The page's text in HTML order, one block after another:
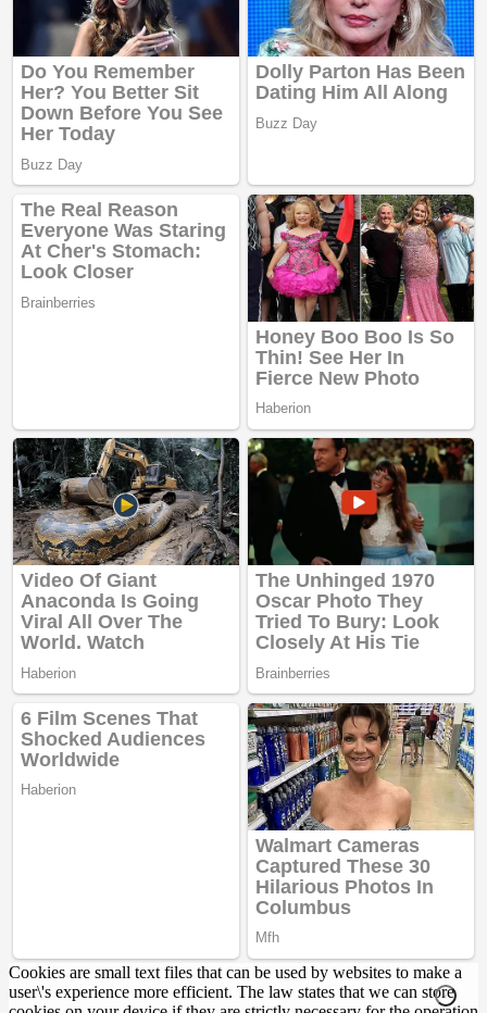
Cookies are small text files that can be used by websites to make a
user\'s experience more efficient. The law states that we can store